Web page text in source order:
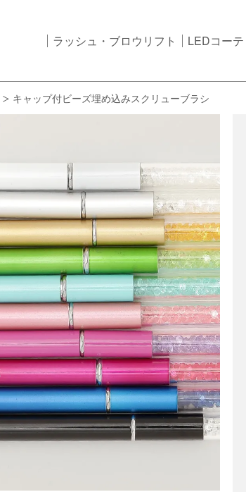
ラッシュ・ブロウリフト LEDコー
キャップ付ビーズ埋め込みスクリューブラシ